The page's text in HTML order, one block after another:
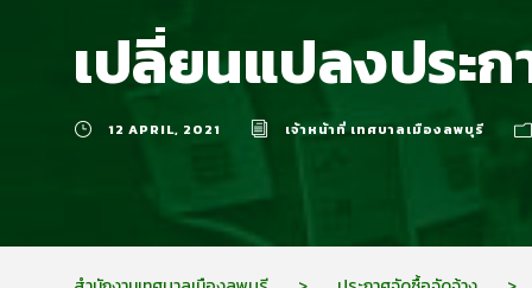
เปลี่ยนแปลงประ
12 APRIL, 2021 เจ้าหน้าที่ เทศบาลเมืองลพบุรี